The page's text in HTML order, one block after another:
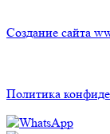
Создание сайта
Политика